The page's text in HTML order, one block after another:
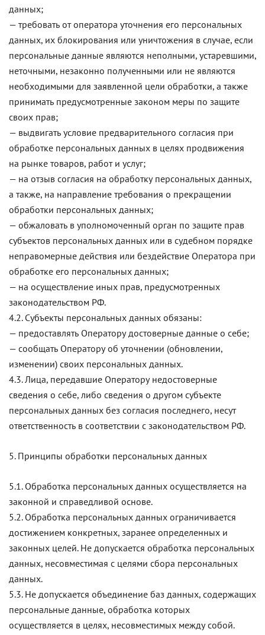
данных;
— требовать от оператора уточнения его персональных
данных, их блокирования или уничтожения в случае, если
персональные данные являются неполными, устаревшими,
неточными, незаконно полученными или не являются
необходимыми для заявленной цели обработки, а также
принимать предусмотренные законом меры по защите
своих прав;
— выдвигать условие предварительного согласия при
обработке персональных данных в целях продвижения
на рынке товаров, работ и услуг;
— на отзыв согласия на обработку персональных данных,
а также, на направление требования о прекращении
обработки персональных данных;
— обжаловать в уполномоченный орган по защите прав
субъектов персональных данных или в судебном порядке
неправомерные действия или бездействие Оператора при
обработке его персональных данных;
— на осуществление иных прав, предусмотренных
законодательством РФ.
4.2. Субъекты персональных данных обязаны:
— предоставлять Оператору достоверные данные о себе;
— сообщать Оператору об уточнении (обновлении,
изменении) своих персональных данных.
4.3. Лица, передавшие Оператору недостоверные
сведения о себе, либо сведения о другом субъекте
персональных данных без согласия последнего, несут
ответственность в соответствии с законодательством РФ.
5. Принципы обработки персональных данных
5.1. Обработка персональных данных осуществляется на
законной и справедливой основе.
5.2. Обработка персональных данных ограничивается
достижением конкретных, заранее определенных и
законных целей. Не допускается обработка персональных
данных, несовместимая с целями сбора персональных
данных.
5.3. Не допускается объединение баз данных, содержащих
персональные данные, обработка которых
осуществляется в целях, несовместимых между собой.